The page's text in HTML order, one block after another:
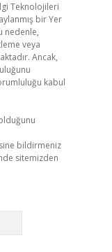
Teknolojileri
bir Yer
nedenle,
veya
Ancak,
kabul
bildirmeniz
sitemizden